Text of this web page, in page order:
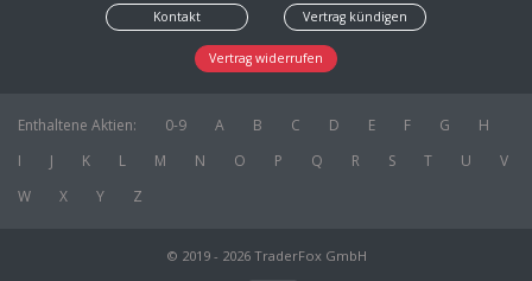
Kontakt Vertrag kündigen
Vertrag widerrufen
Enthaltene Aktien: 0-9 A B C D E F G
H
I
J K L M N O P Q R S T U
V
W
X Y Z
© 2019 - 2026 TraderFox GmbH